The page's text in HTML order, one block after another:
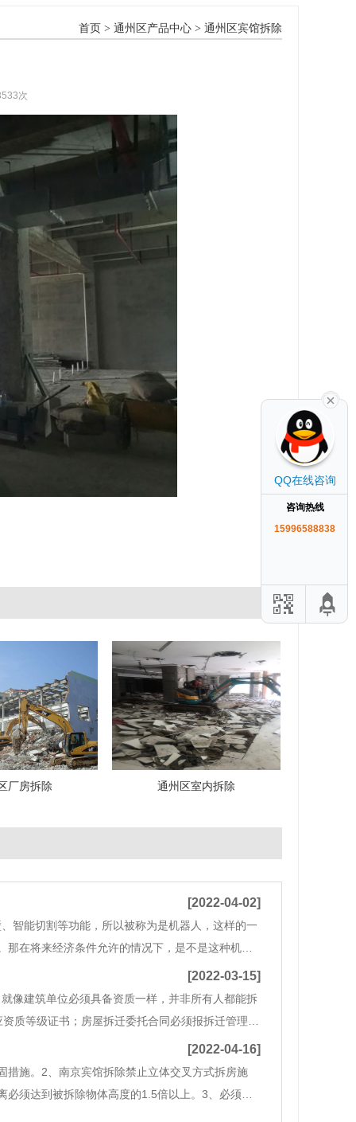
首页 > 通州区产品中心 > 通州区宾馆拆除
次
厂房拆除 通州区室内拆除
[2022-04-02]
智能切割等功能，所以被称为是机器人，这样的一
在将来经济条件允许的情况下，是不是这种机器
的，并且拆迁机器人也不可能会取代传统的拆除方
[2022-03-15]
像建筑单位必须具备资质一样，并非所有人都能拆
质等级证书；房屋拆迁委托合同必须报拆迁管理部
资料。房屋拆迁施工单位应当根据拆迁工程的特点
[2022-04-16]
措施。2、南京宾馆拆除禁止立体交叉方式拆房施
须达到被拆除物体高度的1.5倍以上。3、必须采
QQ在线咨询
咨询热线
15996588838